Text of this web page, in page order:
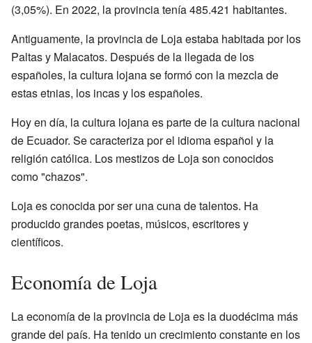
(3,05%). En 2022, la provincia tenía 485.421 habitantes.
Antiguamente, la provincia de Loja estaba habitada por los
Paltas y Malacatos. Después de la llegada de los
españoles, la cultura lojana se formó con la mezcla de
estas etnias, los incas y los españoles.
Hoy en día, la cultura lojana es parte de la cultura nacional
de Ecuador. Se caracteriza por el idioma español y la
religión católica. Los mestizos de Loja son conocidos
como "chazos".
Loja es conocida por ser una cuna de talentos. Ha
producido grandes poetas, músicos, escritores y
científicos.
Economía de Loja
La economía de la provincia de Loja es la duodécima más
grande del país. Ha tenido un crecimiento constante en los